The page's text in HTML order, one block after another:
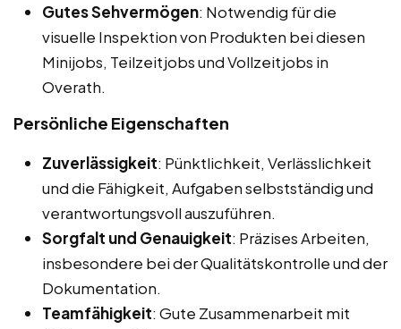
Gutes Sehvermögen: Notwendig für die
visuelle Inspektion von Produkten bei diesen
Minijobs, Teilzeitjobs und Vollzeitjobs in
Overath.
Persönliche Eigenschaften
Zuverlässigkeit: Pünktlichkeit, Verlässlichkeit
und die Fähigkeit, Aufgaben selbstständig und
verantwortungsvoll auszuführen.
Sorgfalt und Genauigkeit: Präzises Arbeiten,
insbesondere bei der Qualitätskontrolle und der
Dokumentation.
Teamfähigkeit: Gute Zusammenarbeit mit